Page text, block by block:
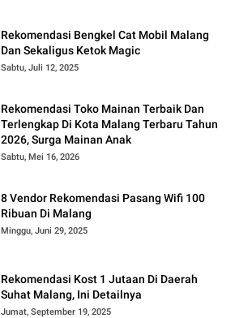
Rekomendasi Bengkel Cat Mobil Malang
Dan Sekaligus Ketok Magic
Sabtu, Juli 12, 2025
Rekomendasi Toko Mainan Terbaik Dan
Terlengkap Di Kota Malang Terbaru Tahun
2026, Surga Mainan Anak
Sabtu, Mei 16, 2026
8 Vendor Rekomendasi Pasang Wifi 100
Ribuan Di Malang
Minggu, Juni 29, 2025
Rekomendasi Kost 1 Jutaan Di Daerah
Suhat Malang, Ini Detailnya
Jumat, September 19, 2025